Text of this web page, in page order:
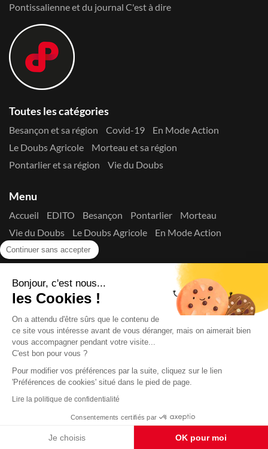
Continuer sans accepter
Bonjour, c'est nous...
les Cookies !
On a attendu d'être sûrs que le contenu de
ce site vous intéresse avant de vous déranger, mais on aimerait bien
vous accompagner pendant votre visite...
C'est bon pour vous ?
Pour modifier vos préférences par la suite, cliquez sur le lien
'Préférences de cookies' situé dans le pied de page.
Lire la politique de confidentialité
Consentements certifiés par
Je choisis OK pour moi
Pontissalienne et du journal C'est à dire
Toutes les catégories
Besançon et sa région Covid-19
En Mode Action
Le Doubs Agricole
Morteau et sa région
Pontarlier et sa région
Vie du Doubs
Menu
Accueil EDITO Besançon Pontarlier
Morteau
Vie du Doubs
Le Doubs Agricole
En Mode Action
Contactez-nous !
Suivez-nous sur les réseaux
Copyright © 2026 La Presse du Doubs
2725-8165 - N° de commission paritaire : 1125 Y 94392
Données Personnelles
Mentions Légales